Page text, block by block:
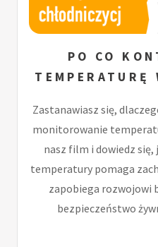
PO CO
TEMPERATURĘ
Zastanawiasz się,
monitorowanie
nasz film i dowiedz
temperatury pomaga
zapobiega rozwojowi
bezpieczeństwo